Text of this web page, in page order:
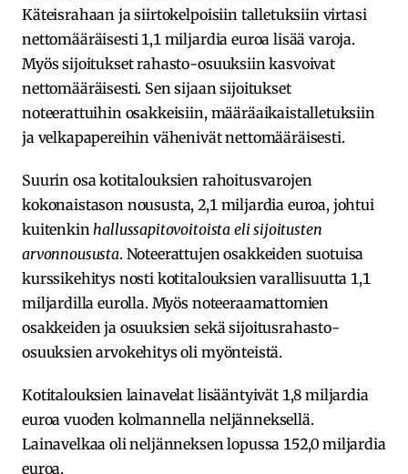
Käteisrahaan ja siirtokelpoisiin talletuksiin virtasi
nettomääräisesti 1,1 miljardia euroa lisää varoja.
Myös sijoitukset rahasto-osuuksiin kasvoivat
nettomääräisesti. Sen sijaan sijoitukset
noteerattuihin osakkeisiin, määräaikaistalletuksiin
ja velkapapereihin vähenivät nettomääräisesti.
Suurin osa kotitalouksien rahoitusvarojen
kokonaistason noususta, 2,1 miljardia euroa, johtui
kuitenkin hallussapitovoitoista eli sijoitusten
arvonnoususta. Noteerattujen osakkeiden suotuisa
kurssikehitys nosti kotitalouksien varallisuutta 1,1
miljardilla eurolla. Myös noteeraamattomien
osakkeiden ja osuuksien sekä sijoitusrahasto-
osuuksien arvokehitys oli myönteistä.
Kotitalouksien lainavelat lisääntyivät 1,8 miljardia
euroa vuoden kolmannella neljänneksellä.
Lainavelkaa oli neljänneksen lopussa 152,0 miljardia
euroa.